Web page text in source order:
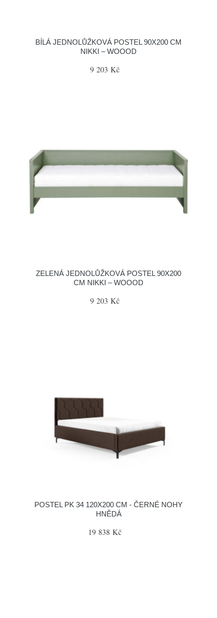
BÍLÁ JEDNOLŮŽKOVÁ POSTEL 90X200 CM
NIKKI – WOOOD
9 203 Kč
ZELENÁ JEDNOLŮŽKOVÁ POSTEL 90X200
CM NIKKI – WOOOD
9 203 Kč
POSTEL PK 34 120X200 CM - ČERNÉ NOHY
HNĚDÁ
19 838 Kč